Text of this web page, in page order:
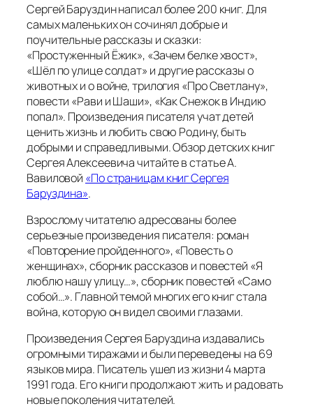
Сергей Баруздин написал более 200 книг. Для
самых маленьких он сочинял добрые и
поучительные рассказы и сказки:
«Простуженный Ёжик», «Зачем белке хвост»,
«Шёл по улице солдат» и другие рассказы о
животных и о войне, трилогия «Про Светлану»,
повести «Рави и Шаши», «Как Снежок в Индию
попал». Произведения писателя учат детей
ценить жизнь и любить свою Родину, быть
добрыми и справедливыми. Обзор детских книг
Сергея Алексеевича читайте в статье А.
Вавиловой «По страницам книг Сергея
Баруздина».
Взрослому читателю адресованы более
серьезные произведения писателя: роман
«Повторение пройденного», «Повесть о
женщинах», сборник рассказов и повестей «Я
люблю нашу улицу…», сборник повестей «Само
собой…». Главной темой многих его книг стала
война, которую он видел своими глазами.
Произведения Сергея Баруздина издавались
огромными тиражами и были переведены на 69
языков мира. Писатель ушел из жизни 4 марта
1991 года. Его книги продолжают жить и радовать
новые поколения читателей.